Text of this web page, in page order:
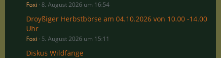
Foxi 8. August 2026 um 16:54
Droyßiger Herbstbörse am 04.10.2026 von 10.00 -14.00
Uhr
Foxi 5. August 2026 um 15:11
Diskus Wildfänge